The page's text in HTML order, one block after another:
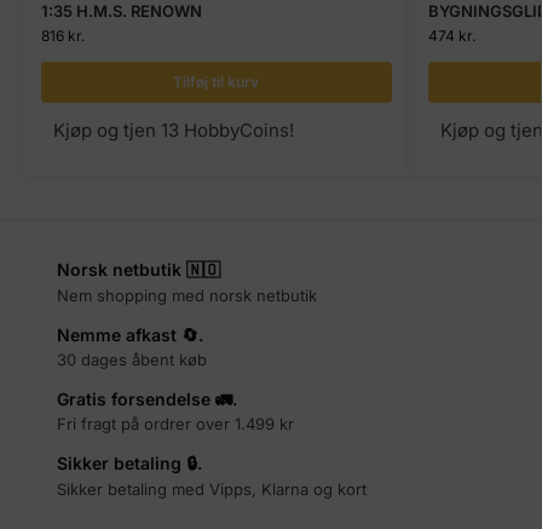
1:35 H.M.S. RENOWN
816 kr.
Tilføj til kurv
Kjøp og tjen 13 HobbyCoins!
474 kr.
Kjøp og
Norsk netbutik 🇳🇴
Nem shopping med norsk netbutik
Nemme afkast 🔄.
30 dages åbent køb
Gratis forsendelse 🚛.
Fri fragt på ordrer over 1.499 kr
Sikker betaling 🔒.
Sikker betaling med Vipps, Klarna og kort